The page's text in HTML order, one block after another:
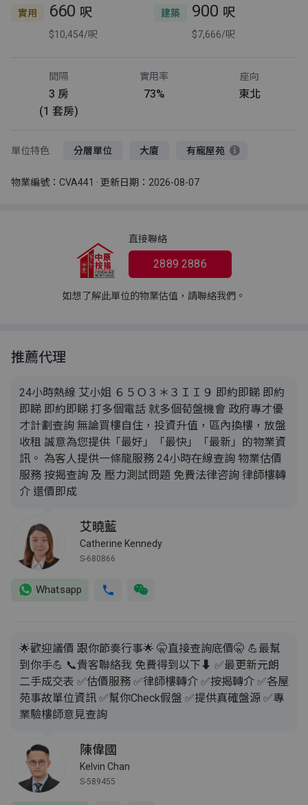
實用 660 呎
$10,454/呎
建築 900 呎
$7,666/呎
間隔
3 房
(1 套房)
實用率
73%
座向
東北
單位特色 分層單位 大廈 有寵屋苑
物業編號：CVA441 · 更新日期：2026-08-07
直接聯絡
2889 2886
如想了解此單位的物業估值，請聯絡我們。
推薦代理
24小時熱線 艾小姐 ６５Ｏ３＊３ＩＩ９ 即約即睇 即約
即睇 即約即睇 打多個電話 就多個荀盤機會 政府專才優
才計劃查詢 無論買樓自住，投資升值，區內換樓，放盤
收租 誠意為您提供「最好」「最快」「最新」的物業資
訊。 為客人提供一條龍服務 24小時在線查詢 物業估價
服務 按揭查詢 及 壓力測試問題 免費法律咨詢 律師樓轉
介 還價即成
艾曉藍
Catherine Kennedy
S-680866
Whatsapp
🌟歡迎議價 跟你節奏行事🌟 🤫直接查詢底價🤫 💪最幫
到你手💪 📞貴客聯絡我 免費得到以下⬇️ ✅最更新元朗
二手成交表 ✅估價服務 ✅律師樓轉介 ✅按揭轉介 ✅各屋
苑事故單位資訊 ✅幫你Check假盤 ✅提供真確盤源 ✅專
業驗樓師意見查詢
陳偉國
Kelvin Chan
S-589455